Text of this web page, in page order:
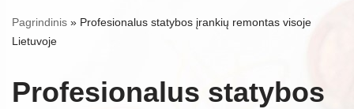
Pagrindinis » Profesionalus statybos įrankių remontas visoje
Lietuvoje
Profesionalus statybos